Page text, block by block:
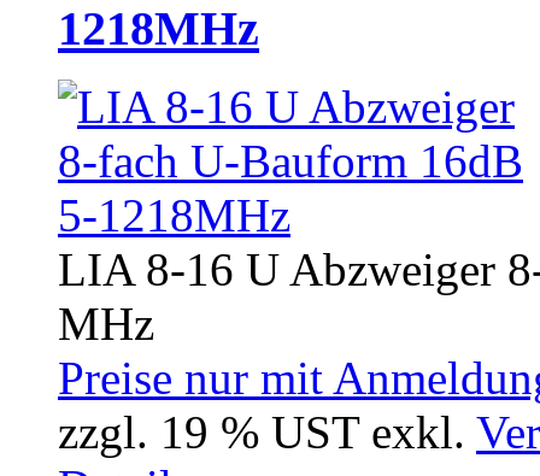
1218MHz
LIA 8-16 U Abzweiger
MHz
Preise nur mit
zzgl. 19 % UST exkl.